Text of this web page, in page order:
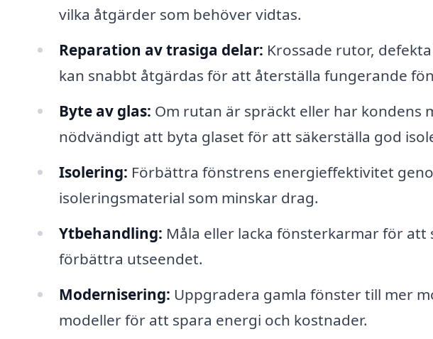
vilka åtgärder som behöver vidtas.
Reparation av trasiga delar: Krossade rutor,
kan snabbt åtgärdas för att återställa fungerande
Byte av glas: Om rutan är spräckt eller har kondens
nödvändigt att byta glaset för att säkerställa god
Isolering: Förbättra fönstrens energieffektivitet
isoleringsmaterial som minskar drag.
Ytbehandling: Måla eller lacka fönsterkarmar för att
förbättra utseendet.
Modernisering: Uppgradera gamla fönster till mer
modeller för att spara energi och kostnader.